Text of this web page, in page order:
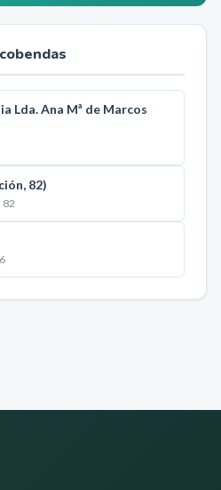
Lda. Ana Mª de Marcos
82)
82